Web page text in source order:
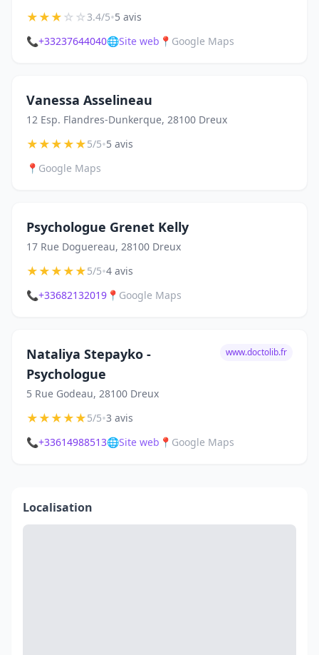
★★★☆☆3.4/5•5 avis
📞+33237644040🌐Site web 📍 Google Maps
Vanessa Asselineau
12 Esp. Flandres-Dunkerque, 28100 Dreux
★★★★★5/5•5 avis
📍 Google Maps
Psychologue Grenet Kelly
17 Rue Doguereau, 28100 Dreux
★★★★★5/5•4 avis
📞+33682132019 📍 Google Maps
Nataliya Stepayko -
Psychologue
5 Rue Godeau, 28100 Dreux
www.doctolib.fr
★★★★★5/5•3 avis
📞+33614988513🌐Site web 📍 Google Maps
Localisation